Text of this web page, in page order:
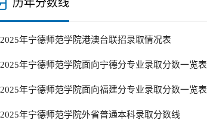
历年分数线
2025年宁德师范学院港澳台联招录取情况表
2025年宁德师范学院面向宁德分专业录取分数一览表
2025年宁德师范学院面向福建分专业录取分数一览表
2025年宁德师范学院外省普通本科录取分数线